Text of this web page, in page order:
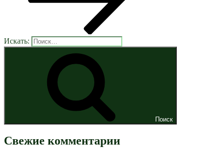
Искать:
Поиск
Свежие комментарии